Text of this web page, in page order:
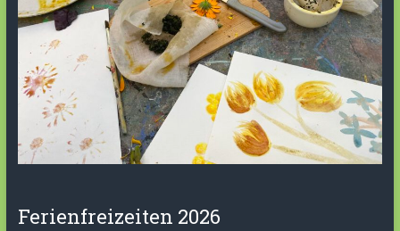
Ferienfreizeiten 2026